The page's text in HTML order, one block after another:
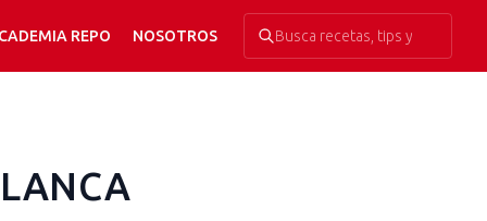
REPO NOSOTROS